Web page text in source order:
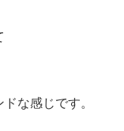
な感じです。